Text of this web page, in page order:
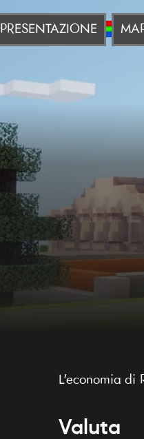
PRESENTAZIONE
L'economia di
Valuta